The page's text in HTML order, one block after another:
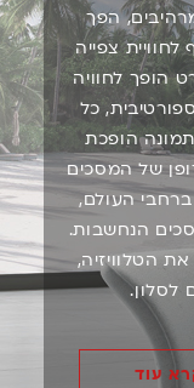
הפך
צפייה
הופך לחוויה
כל
הופכת
של המסכים
ברחבי העולם,
הנחשבות.
הטלוויזיה,
לסלון.
עוד